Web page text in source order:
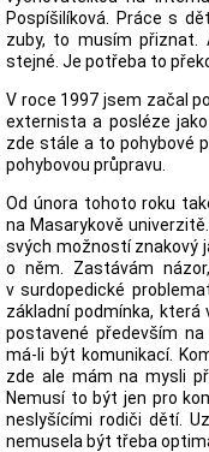
Pospíšilíková. Práce s
zuby, to musím
stejné. Je potřeba to
V roce 1997 jsem začal
externista a posléze
zde stále a to pohybové
pohybovou průpravu.
Od února tohoto roku
na Masarykově
svých možností znakový
o něm. Zastávám
v surdopedické
základní podmínka,
postavené především
má-li být komunikací.
zde ale mám na mysli
Nemusí to být jen pro
neslyšícími rodiči dětí.
nemusela být třeba